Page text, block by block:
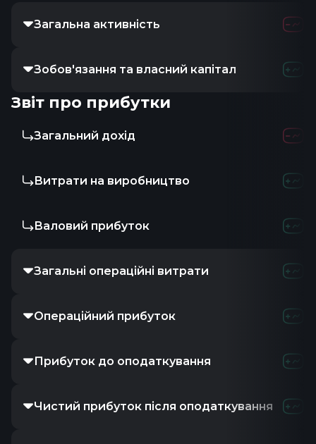
Загальна активність
Зобов'язання та власний капітал
Звіт про прибутки
Загальний дохід
Витрати на виробництво
Валовий прибуток
Загальні операційні витрати
Операційний прибуток
Прибуток до оподаткування
Чистий прибуток після оподаткування